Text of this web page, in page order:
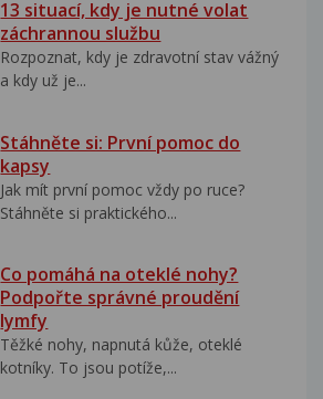
13 situací, kdy je nutné volat
záchrannou službu
Rozpoznat, kdy je zdravotní stav vážný
a kdy už je...
Stáhněte si: První pomoc do
kapsy
Jak mít první pomoc vždy po ruce?
Stáhněte si praktického...
Co pomáhá na oteklé nohy?
Podpořte správné proudění
lymfy
Těžké nohy, napnutá kůže, oteklé
kotníky. To jsou potíže,...